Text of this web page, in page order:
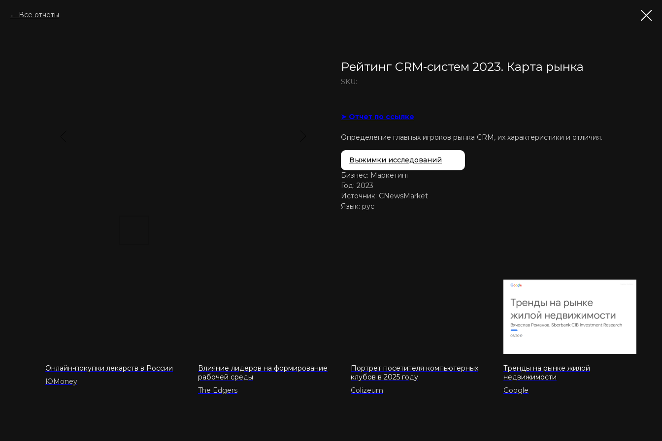
Все отчёты
Рейтинг CRM-систем 2023. Карта рынка
SKU:
➤ Отчет по ссылке
Определение главных игроков рынка CRM, их характеристики и отличия.
Выжимки исследований
Бизнес: Маркетинг
Год: 2023
Источник: CNewsMarket
Язык: рус
Онлайн-покупки лекарств в России
ЮMoney
Влияние лидеров на формирование
рабочей среды
The Edgers
Портрет посетителя компьютерных
клубов в 2025 году
Colizeum
Тренды на рынке жилой
недвижимости
Google